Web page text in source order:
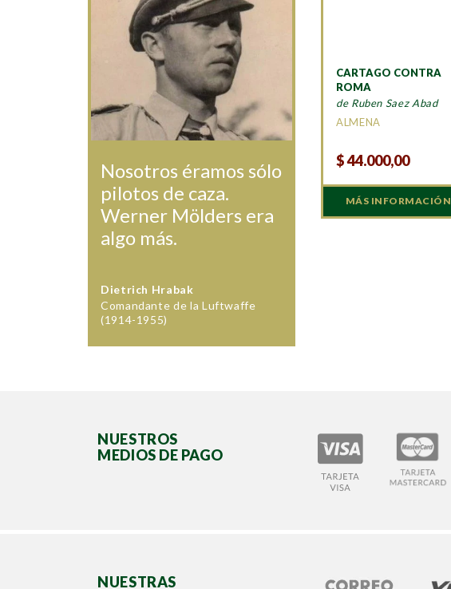
CARTAGO CONTRA
ROMA
de Ruben Saez Abad
ALMENA
$44.000,00
MÁS INFORMACIÓN
Nosotros éramos sólo
pilotos de caza.
Werner Mölders era
algo más.
Dietrich Hrabak
Comandante de la Luftwaffe
(1914-1955)
NUESTROS
MEDIOS DE PAGO
NUESTRAS